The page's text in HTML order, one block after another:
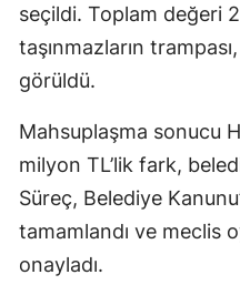
seçildi. Toplam değeri
taşınmazların
görüldü.
Mahsuplaşma sonucu
milyon TL’lik fark,
Süreç, Belediye
tamamlandı ve meclis
onayladı.